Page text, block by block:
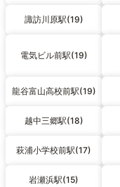
諏訪川原駅(19)
電気ビル前駅(19)
龍谷富山高校前駅(19)
越中三郷駅(18)
萩浦小学校前駅(17)
岩瀬浜駅(15)